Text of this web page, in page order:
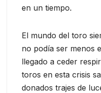
en un tiempo.
El mundo del toro
no podía ser menos
llegado a ceder
toros en esta crisis
donados trajes de